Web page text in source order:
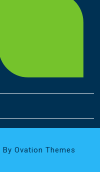
By Ovation Themes